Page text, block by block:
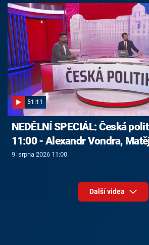
51:11
NEDĚLNÍ SPECIÁL: Česká
11:00 - Alexandr Vondra,
9. srpna 2026 11:00
Další videa